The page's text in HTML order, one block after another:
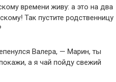
времени живу: а это на два
Так пустите родственницу
Валера, — Марин, ты
а я чай пойду свежий